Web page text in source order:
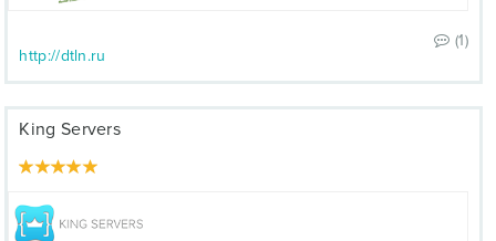
(1)
http://dtln.ru
King Servers